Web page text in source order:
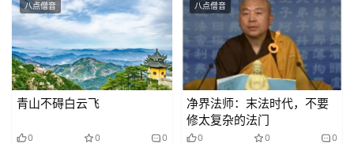
明八点僧音
青山不碍白云飞
0 0 0
八点僧音
净界法师：末法时代，不要
修太复杂的法门
0 0 0